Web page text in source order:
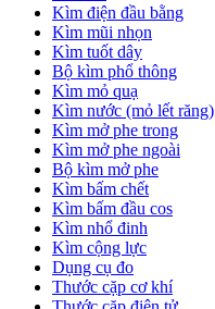
Kìm điện đầu bằng
Kìm mũi nhọn
Kìm tuốt dây
Bộ kìm phổ thông
Kìm mỏ quạ
Kìm nước (mỏ lết răng)
Kìm mở phe trong
Kìm mở phe ngoài
Bộ kìm mở phe
Kìm bấm chết
Kìm bấm đầu cos
Kìm nhổ đinh
Kìm cộng lực
Dụng cụ đo
Thước cặp cơ khí